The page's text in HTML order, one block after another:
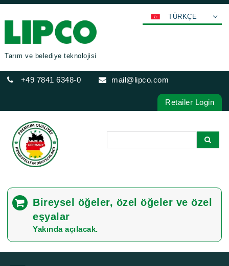
Tarım ve belediye teknolojisi
+49 7841 6348-0 mail@lipco.com
POLSKI
ITALIANO
ČEŠTINA
PORTUGUÊS
TÜRKÇE
Retailer Login
Bireysel öğeler, özel öğeler ve özel
eşyalar
Yakında açılacak.